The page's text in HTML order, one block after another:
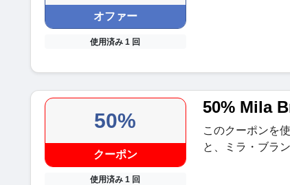
オファー
使用済み 1 回
50%
クーポン
使用済み 1 回
50% Mila
このクーポンを
と、ミラ・ブラ